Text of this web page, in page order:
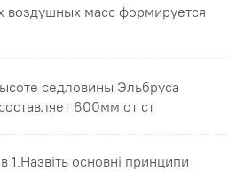
воздушных масс формируется
седловины Эльбруса
600мм от ст
1.Назвіть основні принципи